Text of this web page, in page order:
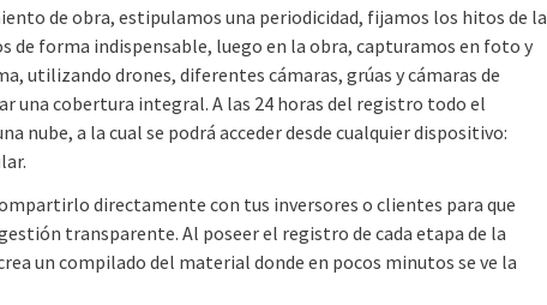
de obra, estipulamos una periodicidad, fijamos los hitos de la
de forma indispensable, luego en la obra, capturamos en foto y
utilizando drones, diferentes cámaras, grúas y cámaras de
una cobertura integral. A las 24 horas del registro todo el
nube, a la cual se podrá acceder desde cualquier dispositivo:
directamente con tus inversores o clientes para que
transparente. Al poseer el registro de cada etapa de la
un compilado del material donde en pocos minutos se ve la